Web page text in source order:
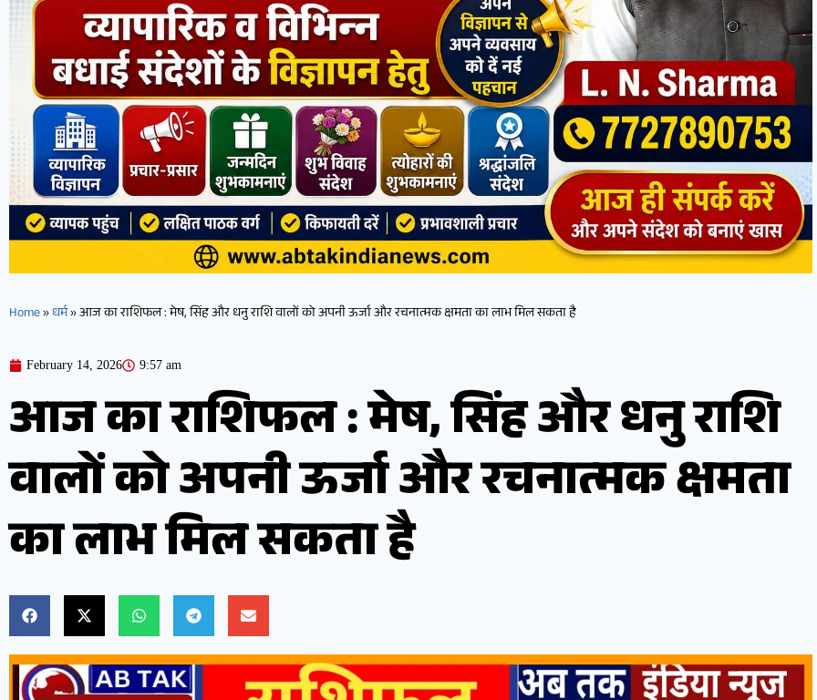
Home»धर्म»आज का राशिफल : मेष, सिंह और धनु राशि वालों को अपनी ऊर्जा और रचनात्मक क्षमता का लाभ मिल सकता है
February 14, 2026 9:57 am
आज का राशिफल : मेष, सिंह और धनु राशि
वालों को अपनी ऊर्जा और रचनात्मक क्षमता
का लाभ मिल सकता है